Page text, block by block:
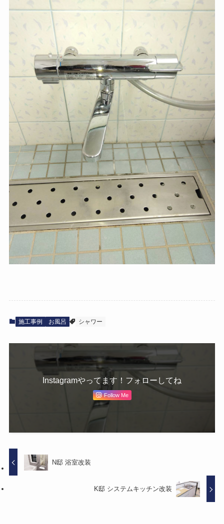
施工事例 お風呂 シャワー
Follow Me
N邸 浴室改装
K邸 システムキッチン改装